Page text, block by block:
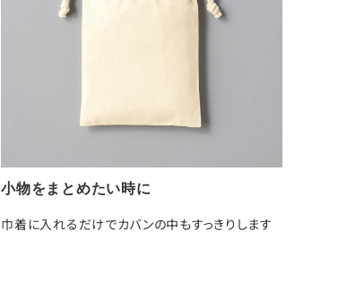
小物をまとめたい時に
巾着に入れるだけでカバンの中もすっきりします